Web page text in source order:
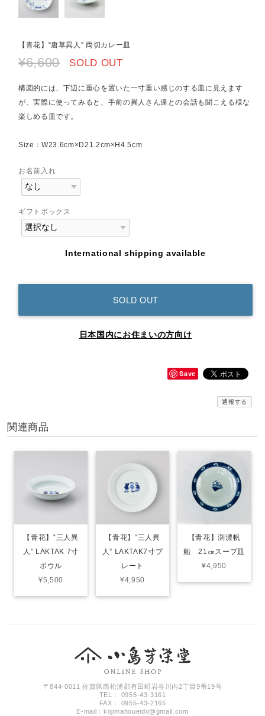
【青花】“唐草異人” 両切カレー皿
¥6,600 SOLD OUT
構図的には、下辺に重心を置いた一寸重い感じのする皿に見えます
が、実際に使ってみると、手前の異人さん達との会話も聞こえる様な
楽しめる皿です。
Size：W23.6cm×D21.2cm×H4.5cm
お名前入れ
ギフトボックス
International shipping available
SOLD OUT
日本国内にお住まいの方向け
Save
通報する
関連商品
【青花】“三人異
人” LAKTAK 7寸
ボウル
¥5,500
【青花】“三人異
人” ⅬAKTAK7寸プ
レート
¥4,950
【青花】渕濃帆
船 21㎝スープ皿
¥4,950
〒844-0011 佐賀県西松浦郡有田町岩谷川内2丁目9番19号
TEL： 0955-43-3161
FAX： 0955-43-2165
E-mail： kojimahoueido@gmail.com